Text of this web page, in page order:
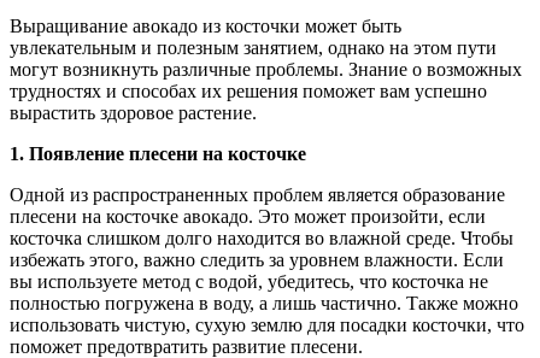
Выращивание авокадо из косточки может быть
увлекательным и полезным занятием, однако на этом пути
могут возникнуть различные проблемы. Знание о возможных
трудностях и способах их решения поможет вам успешно
вырастить здоровое растение.
1. Появление плесени на косточке
Одной из распространенных проблем является образование
плесени на косточке авокадо. Это может произойти, если
косточка слишком долго находится во влажной среде. Чтобы
избежать этого, важно следить за уровнем влажности. Если
вы используете метод с водой, убедитесь, что косточка не
полностью погружена в воду, а лишь частично. Также можно
использовать чистую, сухую землю для посадки косточки, что
поможет предотвратить развитие плесени.